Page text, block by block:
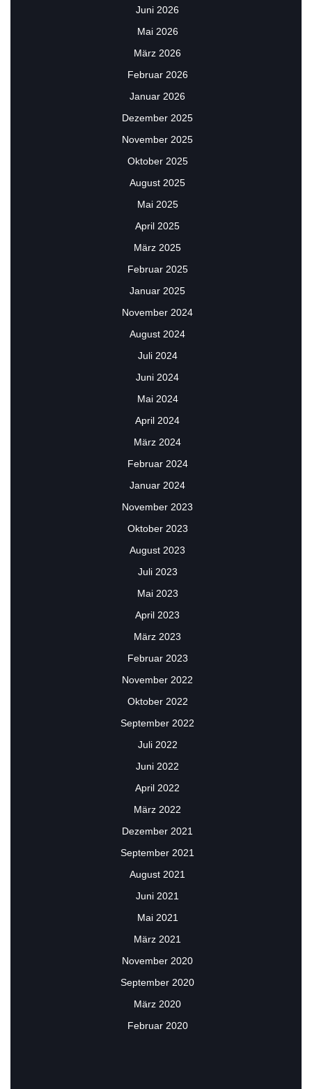
Juni 2026
Mai 2026
März 2026
Februar 2026
Januar 2026
Dezember 2025
November 2025
Oktober 2025
August 2025
Mai 2025
April 2025
März 2025
Februar 2025
Januar 2025
November 2024
August 2024
Juli 2024
Juni 2024
Mai 2024
April 2024
März 2024
Februar 2024
Januar 2024
November 2023
Oktober 2023
August 2023
Juli 2023
Mai 2023
April 2023
März 2023
Februar 2023
November 2022
Oktober 2022
September 2022
Juli 2022
Juni 2022
April 2022
März 2022
Dezember 2021
September 2021
August 2021
Juni 2021
Mai 2021
März 2021
November 2020
September 2020
März 2020
Februar 2020